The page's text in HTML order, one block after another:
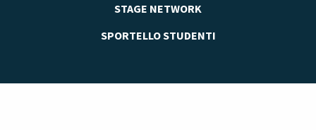
STAGE NETWORK
SPORTELLO STUDENTI